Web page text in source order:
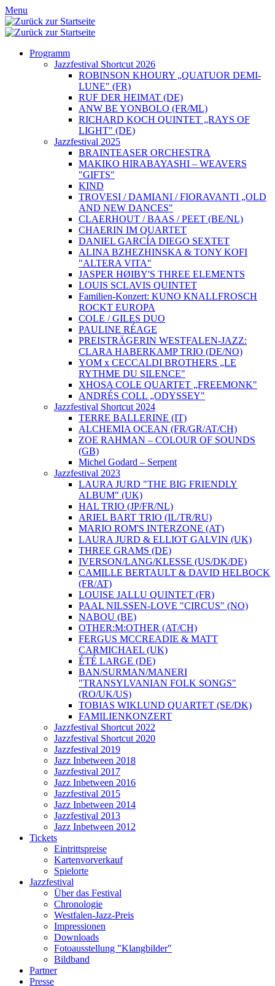
Menu
Programm
Jazzfestival Shortcut 2026
ROBINSON KHOURY „QUATUOR DEMI-
LUNE" (FR)
RUF DER HEIMAT (DE)
ANW BE YONBOLO (FR/ML)
RICHARD KOCH QUINTET „RAYS OF
LIGHT" (DE)
Jazzfestival 2025
BRAINTEASER ORCHESTRA
MAKIKO HIRABAYASHI – WEAVERS
"GIFTS"
KIND
TROVESI / DAMIANI / FIORAVANTI „OLD
AND NEW DANCES"
CLAERHOUT / BAAS / PEET (BE/NL)
CHAERIN IM QUARTET
DANIEL GARCÍA DIEGO SEXTET
ALINA BZHEZHINSKA & TONY KOFI
"ALTERA VITA"
JASPER HØIBY'S THREE ELEMENTS
LOUIS SCLAVIS QUINTET
Familien-Konzert: KUNO KNALLFROSCH
ROCKT EUROPA
COLE / GILES DUO
PAULINE RÉAGE
PREISTRÄGERIN WESTFALEN-JAZZ:
CLARA HABERKAMP TRIO (DE/NO)
YOM x CECCALDI BROTHERS „LE
RYTHME DU SILENCE"
XHOSA COLE QUARTET „FREEMONK"
ANDRÉS COLL „ODYSSEY"
Jazzfestival Shortcut 2024
TERRE BALLERINE (IT)
ALCHEMIA OCEAN (FR/GR/AT/CH)
ZOE RAHMAN – COLOUR OF SOUNDS
(GB)
Michel Godard – Serpent
Jazzfestival 2023
LAURA JURD "THE BIG FRIENDLY
ALBUM" (UK)
HAL TRIO (JP/FR/NL)
ARIEL BART TRIO (IL/TR/RU)
MARIO ROM'S INTERZONE (AT)
LAURA JURD & ELLIOT GALVIN (UK)
THREE GRAMS (DE)
IVERSON/LANG/KLESSE (US/DK/DE)
CAMILLE BERTAULT & DAVID HELBOCK
(FR/AT)
LOUISE JALLU QUINTET (FR)
PAAL NILSSEN-LOVE "CIRCUS" (NO)
NABOU (BE)
OTHER:M:OTHER (AT/CH)
FERGUS MCCREADIE & MATT
CARMICHAEL (UK)
ÉTÉ LARGE (DE)
BAN/SURMAN/MANERI
"TRANSYLVANIAN FOLK SONGS"
(RO/UK/US)
TOBIAS WIKLUND QUARTET (SE/DK)
FAMILIENKONZERT
Jazzfestival Shortcut 2022
Jazzfestival Shortcut 2020
Jazzfestival 2019
Jazz Inbetween 2018
Jazzfestival 2017
Jazz Inbetween 2016
Jazzfestival 2015
Jazz Inbetween 2014
Jazzfestival 2013
Jazz Inbetween 2012
Tickets
Eintrittspreise
Kartenvorverkauf
Spielorte
Jazzfestival
Über das Festival
Chronologie
Westfalen-Jazz-Preis
Impressionen
Downloads
Fotoausstellung "Klangbilder"
Bildband
Partner
Presse